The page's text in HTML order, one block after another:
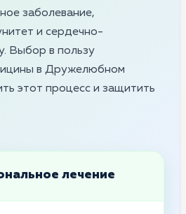
заболевание,
и сердечно-
Выбор в пользу
в Дружелюбном
этот процесс и защитить
лечение